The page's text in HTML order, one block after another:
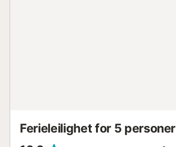
Ferieleilighet for 5 personer